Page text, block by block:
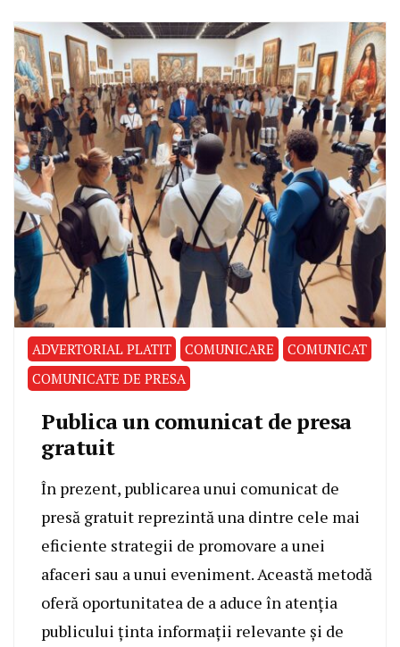
ADVERTORIAL PLATIT COMUNICARE
COMUNICAT
COMUNICATE DE PRESA
Publica un comunicat de presa
gratuit
În prezent, publicarea unui comunicat de
presă gratuit reprezintă una dintre cele mai
eficiente strategii de promovare a unei
afaceri sau a unui eveniment. Această metodă
oferă oportunitatea de a aduce în atenția
publicului ținta informații relevante și de